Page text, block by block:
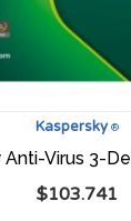
Kaspersky®
Anti-Virus 3-
$103.741